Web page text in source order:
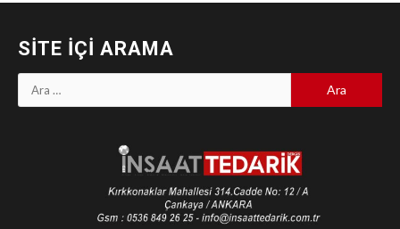
SITE İÇI ARAMA
Arama: